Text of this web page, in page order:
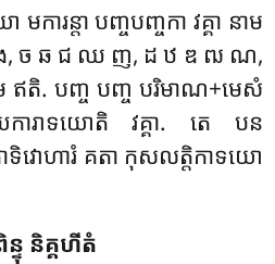
ការន្តា បញ្ចបញ្ចកា វគ្គា នាម
, ច ឆ ជ ឈ ញ, ដ ឋ ឌ ឍ ណ,
តិ. បញ្ច បញ្ច បរិមាណ+មេសំ
ការាទយោតិ វគ្គា. តេ បន
គាទិវោហារំ គតា កុសលត្តិកាទយោ
ទុ និគ្គហីតំ